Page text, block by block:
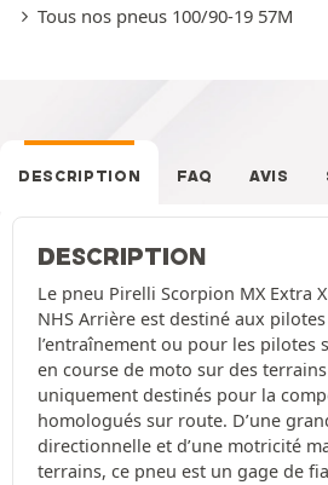
Tous nos pneus 100/90-19 57M
DESCRIPTION FAQ AVIS
DESCRIPTION
Le pneu Pirelli Scorpion MX Extra
NHS Arrière est destiné aux
l’entraînement ou pour les pilotes
en course de moto sur des
uniquement destinés pour la
homologués sur route. D’une
directionnelle et d’une motricité
terrains, ce pneu est un gage de